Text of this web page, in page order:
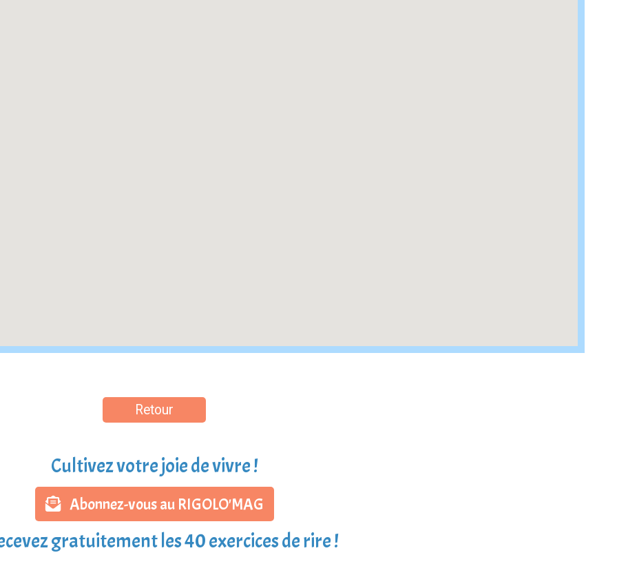
Retour
Cultivez votre joie de vivre !
Abonnez-vous au RIGOLO'MAG
gratuitement les 40 exercices de rire !